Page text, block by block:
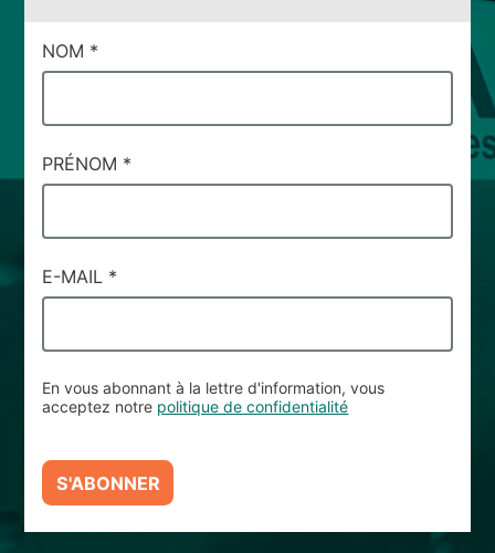
CAMPI
DI
#56
NOM *
PRÉNOM *
E-MAIL *
En vous abonnant à la lettre d'information, vous
acceptez notre politique de confidentialité
S'ABONNER